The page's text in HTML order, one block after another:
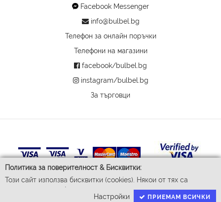
Политика за поверителност & Бисквитки:
Този сайт използва бисквитки (cookies). Някои от тях са
задължителни за функционирането му, докато други ни
помагат да подобрим Вашето преживяване. За да доставим
Настройки ПРИЕМАМ ВСИЧКИ
Facebook Messenger
info@bulbel.bg
Телефон за онлайн поръчки
Телефони на магазини
facebook/bulbel.bg
instagram/bulbel.bg
За търговци
© 2026 Бул-Бел ЕООД